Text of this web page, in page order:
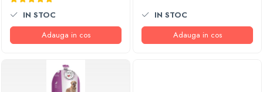
IN STOC
Adauga in cos
IN STOC
Adauga in cos